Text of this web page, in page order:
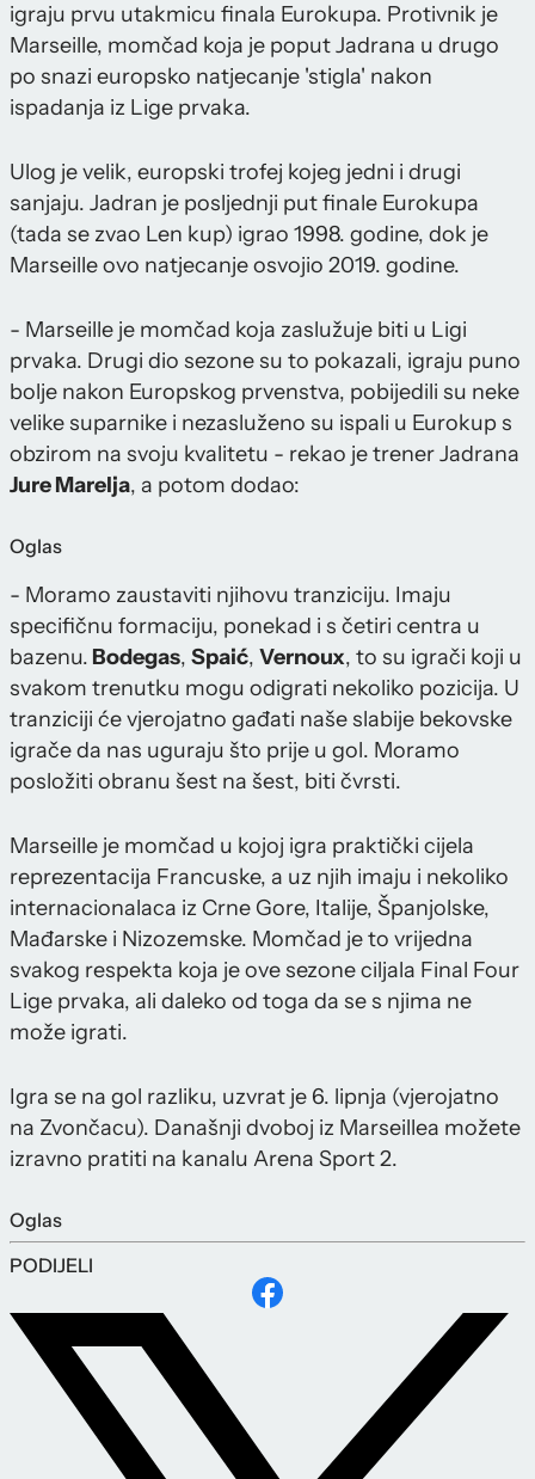
igraju prvu utakmicu finala Eurokupa. Protivnik je
Marseille, momčad koja je poput Jadrana u drugo
po snazi europsko natjecanje 'stigla' nakon
ispadanja iz Lige prvaka.
Ulog je velik, europski trofej kojeg jedni i drugi
sanjaju. Jadran je posljednji put finale Eurokupa
(tada se zvao Len kup) igrao 1998. godine, dok je
Marseille ovo natjecanje osvojio 2019. godine.
- Marseille je momčad koja zaslužuje biti u Ligi
prvaka. Drugi dio sezone su to pokazali, igraju puno
bolje nakon Europskog prvenstva, pobijedili su neke
velike suparnike i nezasluženo su ispali u Eurokup s
obzirom na svoju kvalitetu - rekao je trener Jadrana
Jure Marelja, a potom dodao:
Oglas
- Moramo zaustaviti njihovu tranziciju. Imaju
specifičnu formaciju, ponekad i s četiri centra u
bazenu. Bodegas, Spaić, Vernoux, to su igrači koji u
svakom trenutku mogu odigrati nekoliko pozicija. U
tranziciji će vjerojatno gađati naše slabije bekovske
igrače da nas uguraju što prije u gol. Moramo
posložiti obranu šest na šest, biti čvrsti.
Marseille je momčad u kojoj igra praktički cijela
reprezentacija Francuske, a uz njih imaju i nekoliko
internacionalaca iz Crne Gore, Italije, Španjolske,
Mađarske i Nizozemske. Momčad je to vrijedna
svakog respekta koja je ove sezone ciljala Final Four
Lige prvaka, ali daleko od toga da se s njima ne
može igrati.
Igra se na gol razliku, uzvrat je 6. lipnja (vjerojatno
na Zvončacu). Današnji dvoboj iz Marseillea možete
izravno pratiti na kanalu Arena Sport 2.
Oglas
PODIJELI